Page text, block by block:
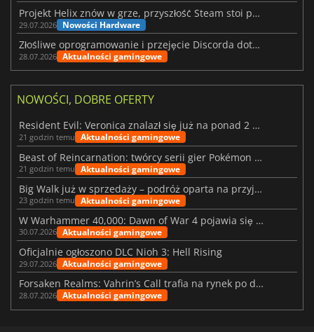
Projekt Helix znów w grze, przyszłość Steam stoi pod znakiem zapytania
29.07.2026 Nowości Hardware
Złośliwe oprogramowanie i przejęcie Discorda dotknęły Meccha Chameleon
28.07.2026 Aktualności gamingowe
NOWOŚCI, DOBRE OFERTY
Resident Evil: Veronica znalazł się już na ponad 2 milionach list życzeń
21 godzin temu Aktualności gamingowe
Beast of Reincarnation: twórcy serii gier Pokémon wkraczają na nową ścieżkę
21 godzin temu Aktualności gamingowe
Big Walk już w sprzedaży – podróż oparta na przyjaźni
23 godzin temu Aktualności gamingowe
W Warhammer 40,000: Dawn of War 4 pojawia się frakcja Nekronów
30.07.2026 Aktualności gamingowe
Oficjalnie ogłoszono DLC Nioh 3: Hell Rising
29.07.2026 Aktualności gamingowe
Forsaken Realms: Vahrin’s Call trafia na rynek po dziesięciu latach prac
28.07.2026 Aktualności gamingowe